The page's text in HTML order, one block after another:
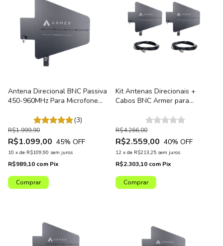
Antena Direcional BNC Passiva
450-960MHz Para Microfone
(3)
R$1.099,00
R$1.999,90
45% OFF
10 x de R$109,90 sem juros
R$989,10 com Pix
Kit Antenas Direcionais +
Cabos BNC Armer para
R$2.559,00
R$4.266,00
40% OFF
12 x de R$213,25 sem juros
R$2.303,10 com Pix